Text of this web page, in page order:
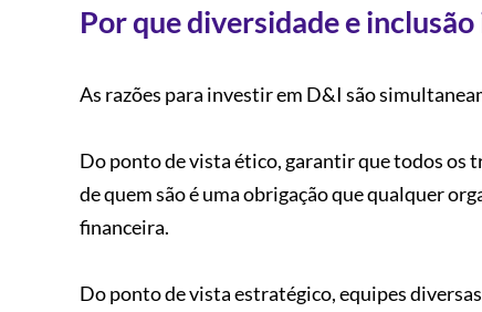
Por que diversidade e
As razões para investir em D&I são
Do ponto de vista ético, garantir que todos os
de quem são é uma obrigação que qualquer
financeira.
Do ponto de vista estratégico, equipes